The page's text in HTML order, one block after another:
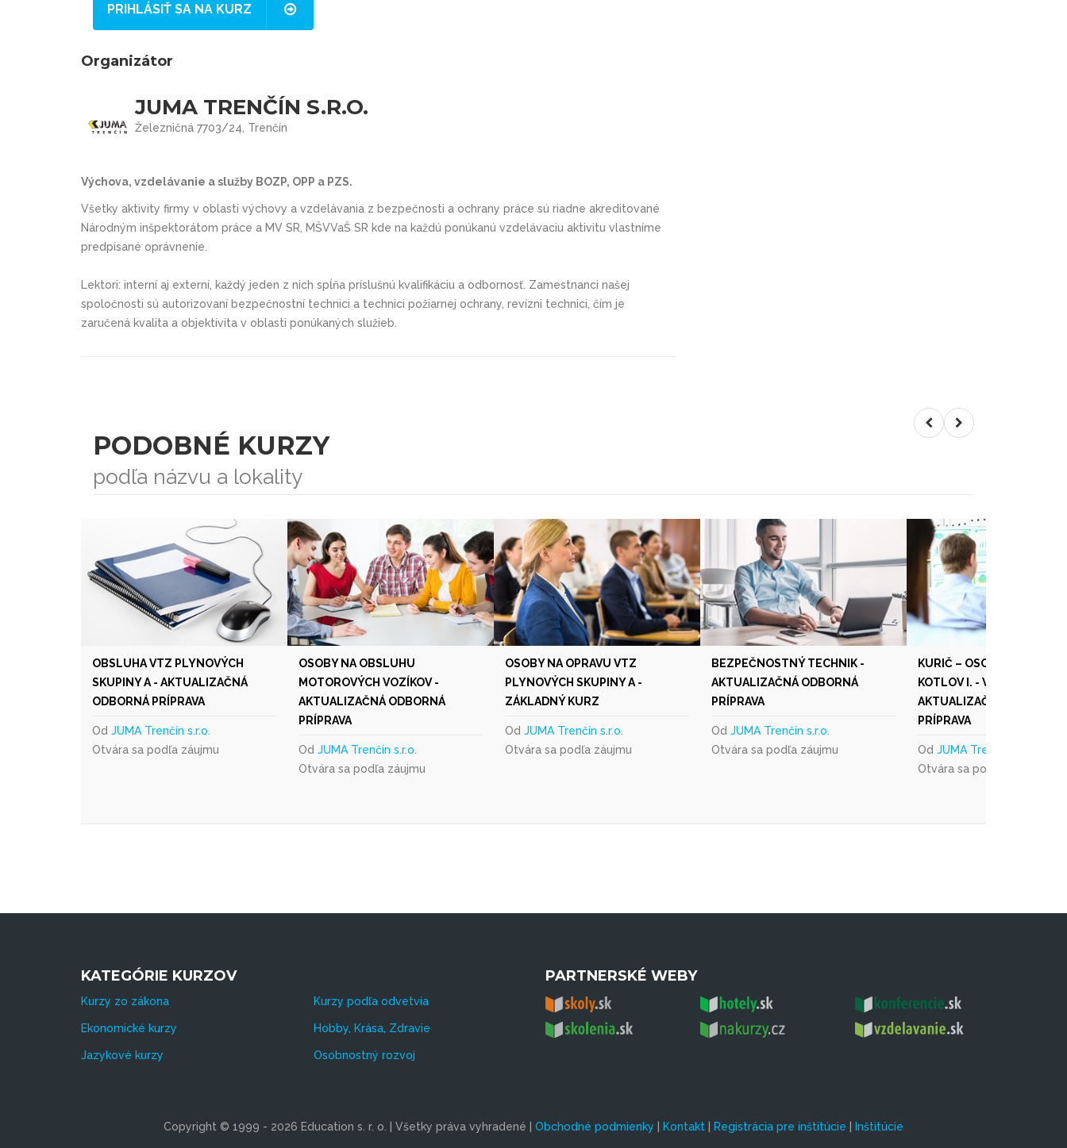
PRIHLÁSIŤ SA NA KURZ
Organizátor
JUMA TRENČÍN S.R.O.
Železničná 7703/24, Trenčín
Výchova, vzdelávanie a služby BOZP, OPP a PZS.
Všetky aktivity firmy v oblasti výchovy a vzdelávania z bezpečnosti a ochrany práce sú riadne akreditované
Národným inšpektorátom práce a MV SR, MŠVVaŠ SR kde na každú ponúkanú vzdelávaciu aktivitu vlastníme
predpísané oprávnenie.
Lektori: interní aj externí, každý jeden z nich spĺňa príslušnú kvalifikáciu a odbornosť. Zamestnanci našej
spoločnosti sú autorizovaní bezpečnostní technici a technici požiarnej ochrany, revízni technici, čím je
zaručená kvalita a objektivita v oblasti ponúkaných služieb.
PODOBNÉ KURZY
podľa názvu a lokality
OBSLUHA VTZ PLYNOVÝCH
SKUPINY A - AKTUALIZAČNÁ
ODBORNÁ PRÍPRAVA
Od JUMA Trenčín s.r.o.
Otvára sa podľa záujmu
OSOBY NA OBSLUHU
MOTOROVÝCH VOZÍKOV -
AKTUALIZAČNÁ ODBORNÁ
PRÍPRAVA
Od JUMA Trenčín s.r.o.
Otvára sa podľa záujmu
OSOBY NA OPRAVU VTZ
PLYNOVÝCH SKUPINY A -
ZÁKLADNÝ KURZ
Od JUMA Trenčín s.r.o.
Otvára sa podľa záujmu
BEZPEČNOSTNÝ TECHNIK -
AKTUALIZAČNÁ ODBORNÁ
PRÍPRAVA
Od JUMA Trenčín s.r.o.
Otvára sa podľa záujmu
KURIČ – OSOBA NA
KOTLOV I. - V. TRIEDY -
AKTUALIZAČNÁ ODBORNÁ
PRÍPRAVA
Od JUMA Trenčín s.r.o.
Otvára sa podľa záujmu
KATEGÓRIE KURZOV
Kurzy zo zákona Kurzy podľa odvetvia
Ekonomické kurzy Hobby, Krása, Zdravie
Jazykové kurzy Osobnostný rozvoj
PARTNERSKÉ WEBY
Copyright © 1999 - 2026 Education s. r. o. | Všetky práva vyhradené | Obchodné podmienky | Kontakt | Registrácia pre inštitúcie | Inštitúcie